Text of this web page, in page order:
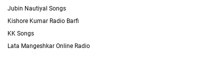
Jubin Nautiyal Songs
Kishore Kumar Radio Barfi
KK Songs
Lata Mangeshkar Online Radio